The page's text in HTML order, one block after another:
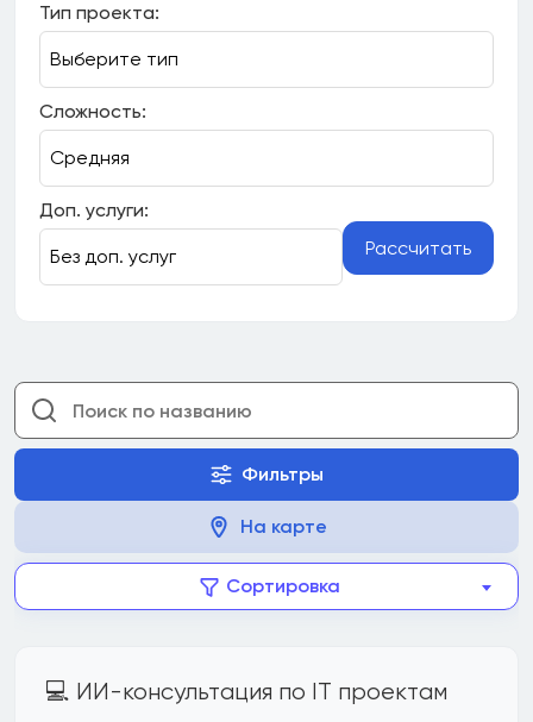
Тип проекта:
Сложность:
Доп. услуги:
Рассчитать
Фильтры
На карте
Сортировка
💻 ИИ-консультация по IT проектам